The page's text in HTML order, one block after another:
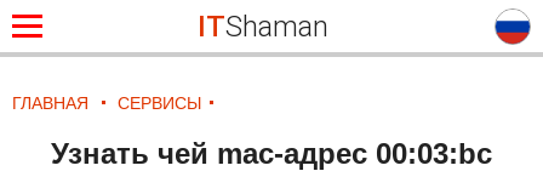
ITShaman
ГЛАВНАЯ СЕРВИСЫ
Узнать чей mac-адрес 00:03:bc